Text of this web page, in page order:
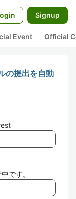
Signup
Event Official
の提出を自動
です。